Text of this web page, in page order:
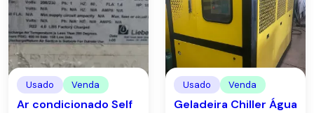
Usado Venda
Ar condicionado Self
Usado Venda
Geladeira Chiller Água